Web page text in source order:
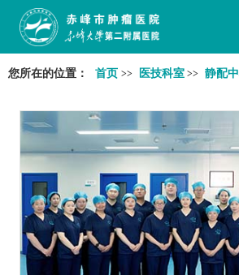
您所在的位置： 首页 >> 医技科室 >> 静配